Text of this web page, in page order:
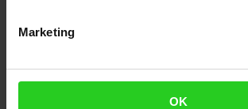
Marketing
OK
Versandinformationen